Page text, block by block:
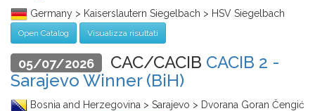
Germany > Kaiserslautern Siegelbach > HSV Siegelbach
Open Catalog Visualizza risultati
05/07/2026 CAC/CACIB CACIB 2 -
Sarajevo Winner (BiH)
Bosnia and Herzegovina > Sarajevo > Dvorana Goran Čengić